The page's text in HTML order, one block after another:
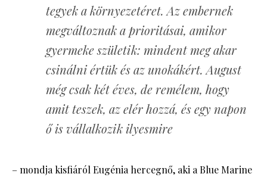
tegyek a környezetéret. Az embernek
megváltoznak a prioritásai, amikor
gyermeke születik: mindent meg akar
csinálni értük és az unokákért. August
még csak két éves, de remélem, hogy
amit teszek, az elér hozzá, és egy napon
ő is vállalkozik ilyesmire
– mondja kisfiáról Eugénia hercegnő, aki a Blue Marine